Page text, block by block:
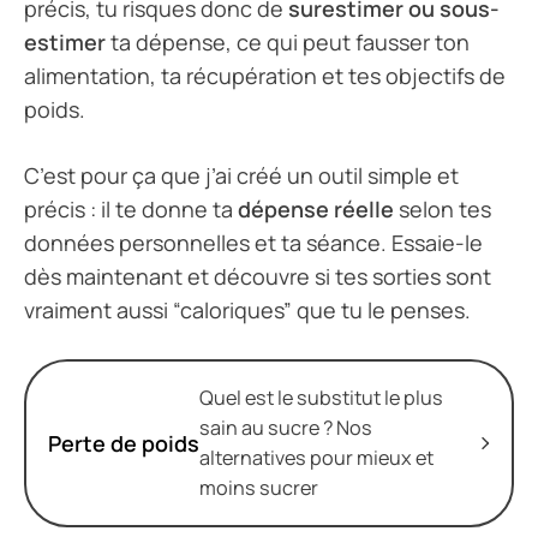
précis, tu risques donc de surestimer ou sous-
estimerta dépense, ce qui peut fausser ton
alimentation, ta récupération et tes objectifs de
poids.
C’est pour ça que j’ai créé un outil simple et
précis : il te donne ta dépense réelle selon tes
données personnelles et ta séance. Essaie-le
dès maintenant et découvre si tes sorties sont
vraiment aussi “caloriques” que tu le penses.
Perte de poids
Quel est le substitut le plus
sain au sucre ? Nos
alternatives pour mieux et
moins sucrer